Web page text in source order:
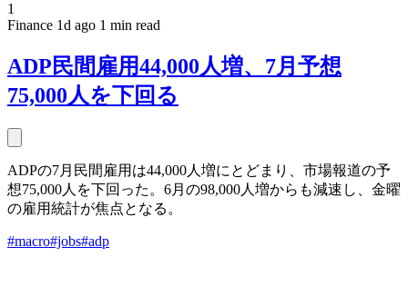
1
Finance 1d ago 1 min read
ADP民間雇用44,000人増、7月予想
75,000人を下回る
ADPの7月民間雇用は44,000人増にとどまり、市場報道の予
想75,000人を下回った。6月の98,000人増からも減速し、金曜
の雇用統計が焦点となる。
#macro#jobs#adp